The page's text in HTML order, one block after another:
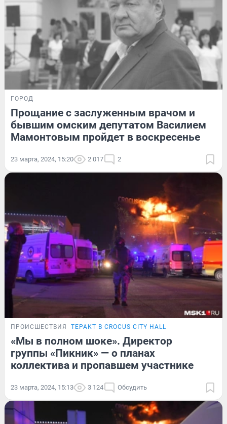
ГОРОД
Прощание с заслуженным врачом и
бывшим омским депутатом Василием
Мамонтовым пройдет в воскресенье
23 марта, 2024, 15:20 2 017 2
ПРОИСШЕСТВИЯ ТЕРАКТ В CROCUS CITY HALL
«Мы в полном шоке». Директор
группы «Пикник» — о планах
коллектива и пропавшем участнике
23 марта, 2024, 15:13 3 124 Обсудить